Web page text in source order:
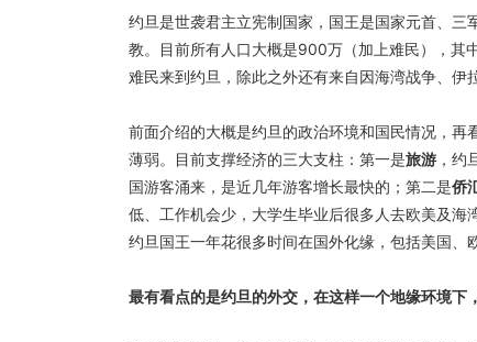
约旦是世袭君主立宪制国家，国王是国家元首、
教。目前所有人口大概是900万（加上难民），其
难民来到约旦，除此之外还有来自因海湾战争、伊
前面介绍的大概是约旦的政治环境和国民情况，
薄弱。目前支撑经济的三大支柱：第一是旅游 ，约
国游客涌来，是近几年游客增长最快的；第二是侨
低、工作机会少，大学生毕业后很多人去欧美及海
约旦国王一年花很多时间在国外化缘，包括美国、
最有看点的是约旦的外交，在这样一个地缘环境下